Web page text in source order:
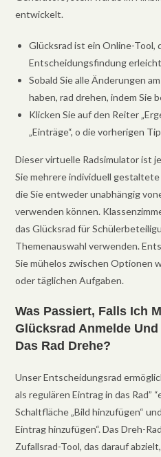
entwickelt.
Glücksrad ist ein Online-Tool,
Entscheidungsfindung
Sobald Sie alle Änderungen
haben, rad drehen, indem Sie
Klicken Sie auf den Reiter
„Einträge“, o die vorherigen
Dieser virtuelle Radsimulator ist
Sie mehrere individuell
die Sie entweder unabhängig
verwenden können.
das Glücksrad für
Themenauswahl verwenden.
Sie mühelos zwischen Optionen
oder täglichen Aufgaben.
Was Passiert, Falls Ich
Glücksrad Anmelde
Das Rad Drehe?
Unser Entscheidungsrad
als regulären Eintrag in das Rad”
Schaltfläche „Bild hinzufügen“
Eintrag hinzufügen“. Das Dreh-
Zufallsrad-Tool, das darauf